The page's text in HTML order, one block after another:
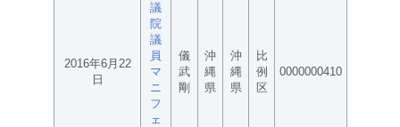
2016年6月22
日
議
院
議
員
マ
ニ
フ
ェ
儀
武
剛
沖
縄
県
沖
縄
県
比
例
区
0000000410